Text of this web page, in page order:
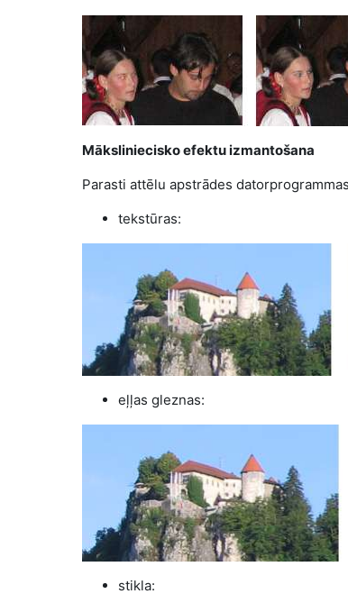
Māksliniecisko efektu izmantošana
Parasti attēlu apstrādes
tekstūras:
eļļas gleznas:
stikla: